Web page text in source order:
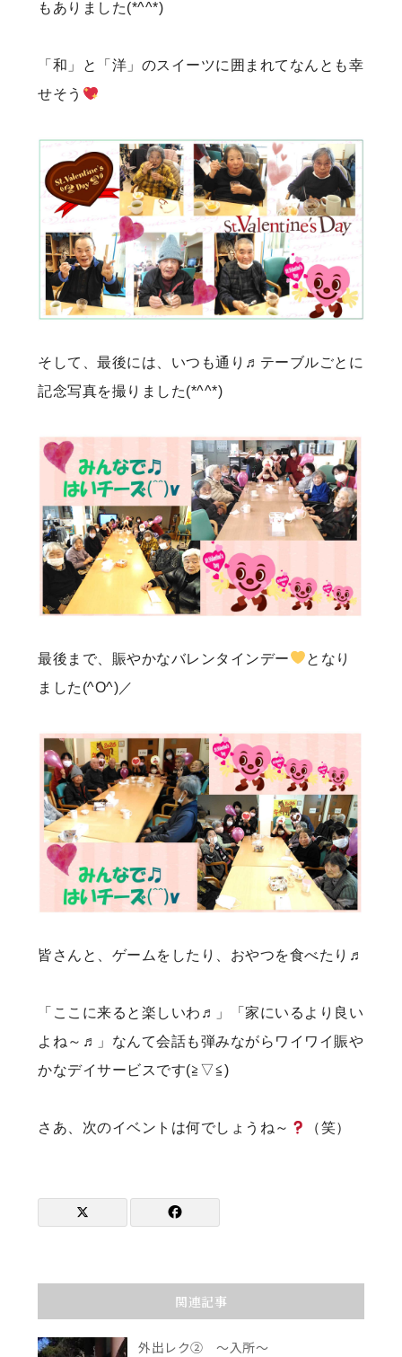
もありました(*^^*)
「和」と「洋」のスイーツに囲まれてなんとも幸
せそう
そして、最後には、いつも通り♬テーブルごとに
記念写真を撮りました(*^^*)
最後まで、賑やかなバレンタインデー
となり
ました(^O^)／
皆さんと、ゲームをしたり、おやつを食べたり♬
「ここに来ると楽しいわ♬」「家にいるより良い
よね～♬」なんて会話も弾みながらワイワイ賑や
かなデイサービスです(≧▽≦)
さあ、次のイベントは何でしょうね～ （笑）
関連記事
外出レク② ～入所～